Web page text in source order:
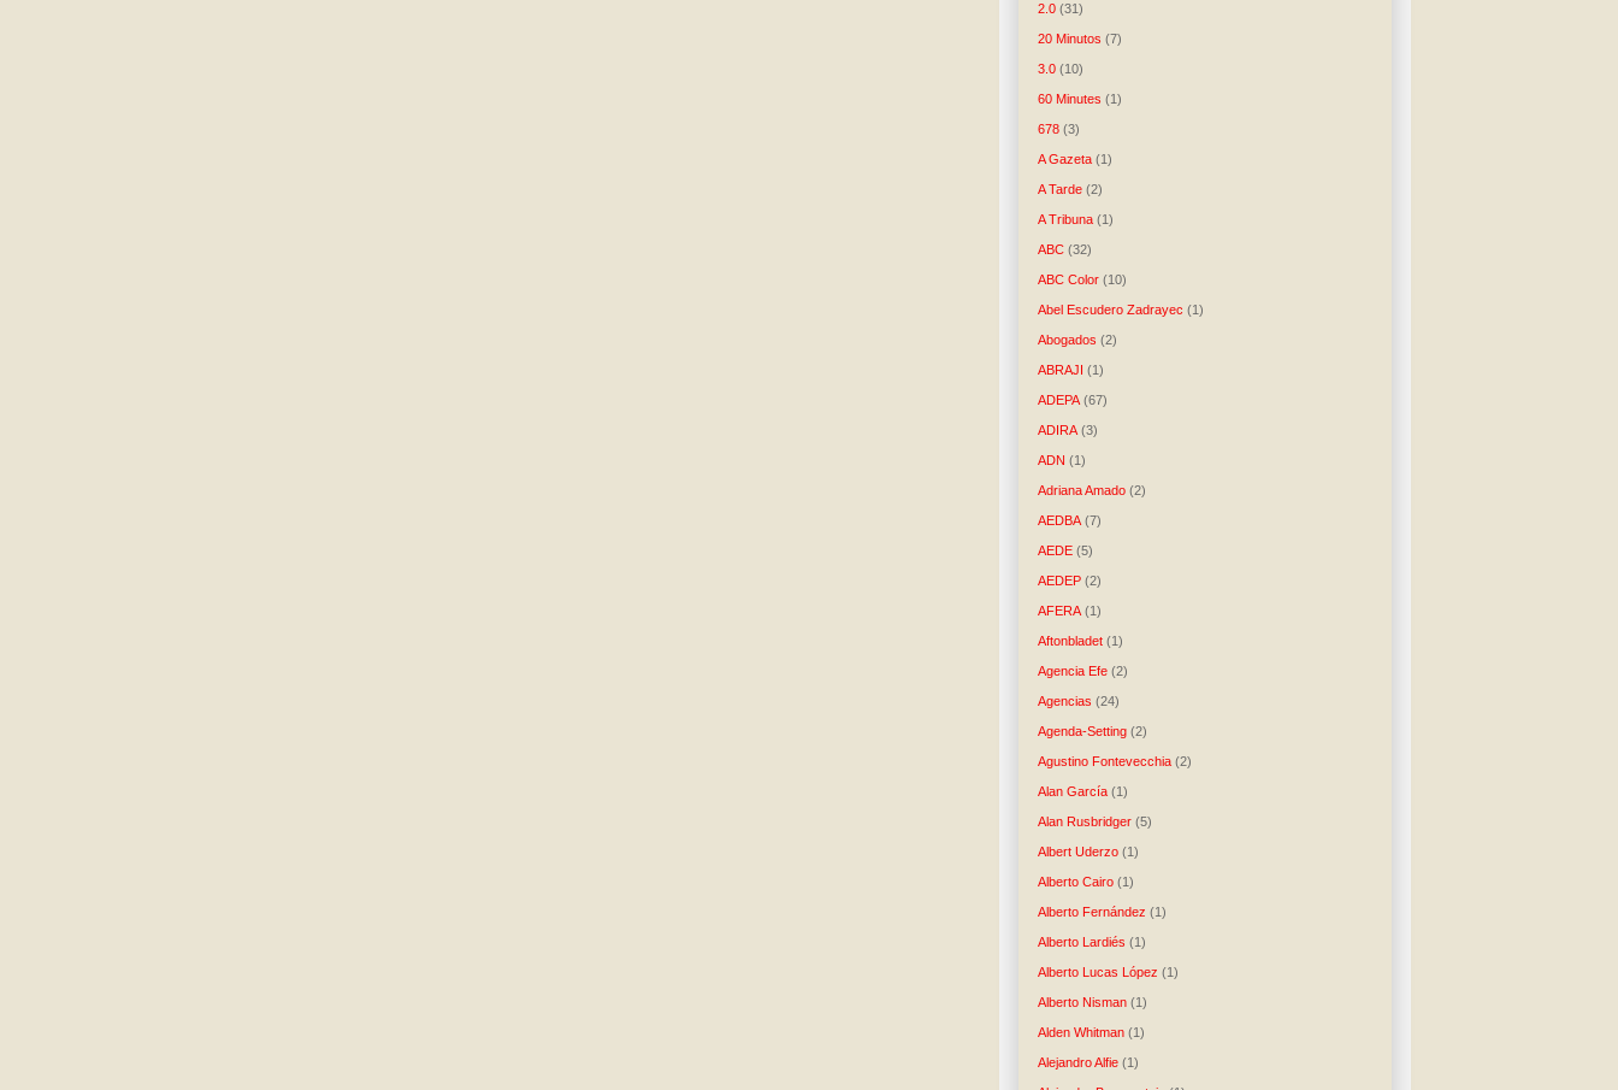
2.0 (31)
20 Minutos (7)
3.0 (10)
60 Minutes (1)
678 (3)
A Gazeta (1)
A Tarde (2)
A Tribuna (1)
ABC (32)
ABC Color (10)
Abel Escudero Zadrayec (1)
Abogados (2)
ABRAJI (1)
ADEPA (67)
ADIRA (3)
ADN (1)
Adriana Amado (2)
AEDBA (7)
AEDE (5)
AEDEP (2)
AFERA (1)
Aftonbladet (1)
Agencia Efe (2)
Agencias (24)
Agenda-Setting (2)
Agustino Fontevecchia (2)
Alan García (1)
Alan Rusbridger (5)
Albert Uderzo (1)
Alberto Cairo (1)
Alberto Fernández (1)
Alberto Lardiés (1)
Alberto Lucas López (1)
Alberto Nisman (1)
Alden Whitman (1)
Alejandro Alfie (1)